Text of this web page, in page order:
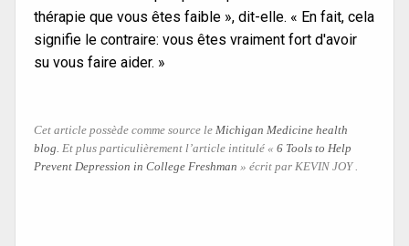
thérapie que vous êtes faible », dit-elle. « En fait, cela
signifie le contraire: vous êtes vraiment fort d'avoir
su vous faire aider. »
Cet article possède comme source le Michigan Medicine health
blog. Et plus particulièrement l’article intitulé « 6 Tools to Help
Prevent Depression in College Freshman » écrit par KEVIN JOY .